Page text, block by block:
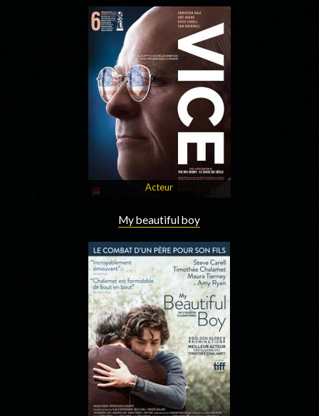
Acteur
My beautiful boy